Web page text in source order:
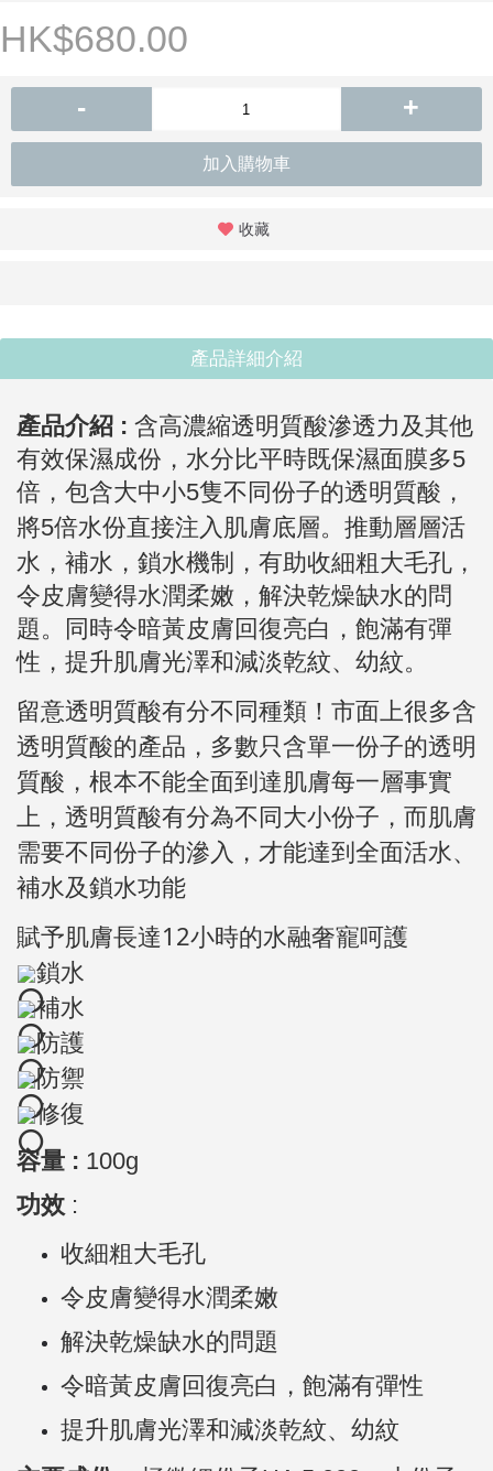
HK$680.00
- +
加入購物車
收藏
產品詳細介紹
產品介紹 : 含高濃縮透明質酸滲透力及其他
有效保濕成份，水分比平時既保濕面膜多5
倍，包含大中小5隻不同份子的透明質酸，
將5倍水份直接注入肌膚底層。 推動層層活
水，補水，鎖水機制， 有助收細粗大毛孔，
令皮膚變得水潤柔嫩，解決乾燥缺水的問
題。同時令暗黃皮膚回復亮白，飽滿有彈
性，提升肌膚光澤和減淡乾紋、幼紋。
留意透明質酸有分不同種類！ 市面上很多含
透明質酸的產品， 多數只含單一份子的透明
質酸，根本不能全面到達肌膚每一層事實
上，透明質酸有分為不同大小份子，而肌膚
需要不同份子的滲入 ，才能達到全面活水、
補水及鎖水功能
賦予肌膚長達12小時的水融奢寵呵護
鎖水
補水
防護
防禦
修復
容量 : 100g
功效 :
收細粗大毛孔
令皮膚變得水潤柔嫩
解決乾燥缺水的問題
令暗黃皮膚回復亮白，飽滿有彈性
提升肌膚光澤和減淡乾紋、幼紋